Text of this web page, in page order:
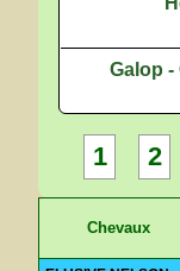
Galop -
1 2
Chevaux